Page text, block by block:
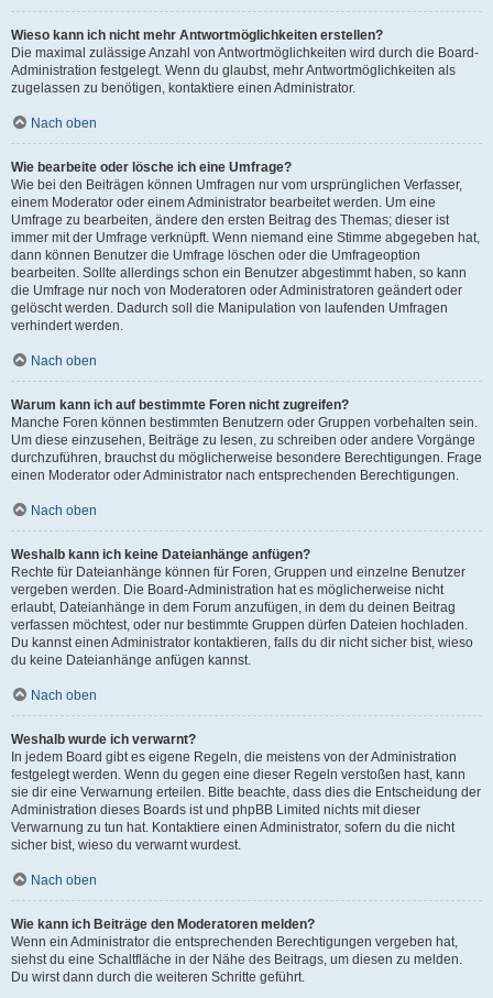
Wieso kann ich nicht mehr Antwortmöglichkeiten erstellen?
Die maximal zulässige Anzahl von Antwortmöglichkeiten wird durch die Board-
Administration festgelegt. Wenn du glaubst, mehr Antwortmöglichkeiten als
zugelassen zu benötigen, kontaktiere einen Administrator.
Nach oben
Wie bearbeite oder lösche ich eine Umfrage?
Wie bei den Beiträgen können Umfragen nur vom ursprünglichen Verfasser,
einem Moderator oder einem Administrator bearbeitet werden. Um eine
Umfrage zu bearbeiten, ändere den ersten Beitrag des Themas; dieser ist
immer mit der Umfrage verknüpft. Wenn niemand eine Stimme abgegeben hat,
dann können Benutzer die Umfrage löschen oder die Umfrageoption
bearbeiten. Sollte allerdings schon ein Benutzer abgestimmt haben, so kann
die Umfrage nur noch von Moderatoren oder Administratoren geändert oder
gelöscht werden. Dadurch soll die Manipulation von laufenden Umfragen
verhindert werden.
Nach oben
Warum kann ich auf bestimmte Foren nicht zugreifen?
Manche Foren können bestimmten Benutzern oder Gruppen vorbehalten sein.
Um diese einzusehen, Beiträge zu lesen, zu schreiben oder andere Vorgänge
durchzuführen, brauchst du möglicherweise besondere Berechtigungen. Frage
einen Moderator oder Administrator nach entsprechenden Berechtigungen.
Nach oben
Weshalb kann ich keine Dateianhänge anfügen?
Rechte für Dateianhänge können für Foren, Gruppen und einzelne Benutzer
vergeben werden. Die Board-Administration hat es möglicherweise nicht
erlaubt, Dateianhänge in dem Forum anzufügen, in dem du deinen Beitrag
verfassen möchtest, oder nur bestimmte Gruppen dürfen Dateien hochladen.
Du kannst einen Administrator kontaktieren, falls du dir nicht sicher bist, wieso
du keine Dateianhänge anfügen kannst.
Nach oben
Weshalb wurde ich verwarnt?
In jedem Board gibt es eigene Regeln, die meistens von der Administration
festgelegt werden. Wenn du gegen eine dieser Regeln verstoßen hast, kann
sie dir eine Verwarnung erteilen. Bitte beachte, dass dies die Entscheidung der
Administration dieses Boards ist und phpBB Limited nichts mit dieser
Verwarnung zu tun hat. Kontaktiere einen Administrator, sofern du die nicht
sicher bist, wieso du verwarnt wurdest.
Nach oben
Wie kann ich Beiträge den Moderatoren melden?
Wenn ein Administrator die entsprechenden Berechtigungen vergeben hat,
siehst du eine Schaltfläche in der Nähe des Beitrags, um diesen zu melden.
Du wirst dann durch die weiteren Schritte geführt.